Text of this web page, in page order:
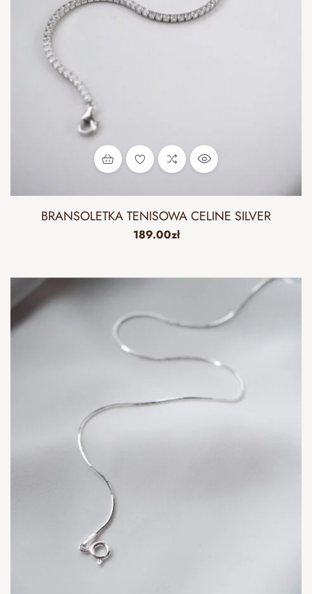
BRANSOLETKA TENISOWA CELINE SILVER
189.00zł